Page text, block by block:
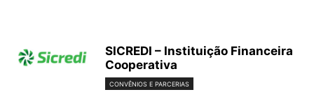
SICREDI – Instituição Financeira
Cooperativa
CONVÊNIOS E PARCERIAS